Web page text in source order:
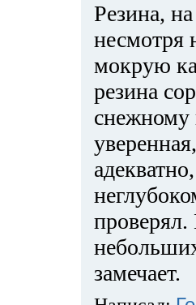
Резина,
несмотря
мокрую
резина
снежному
замечает.